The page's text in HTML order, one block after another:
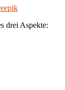
drei Aspekte: